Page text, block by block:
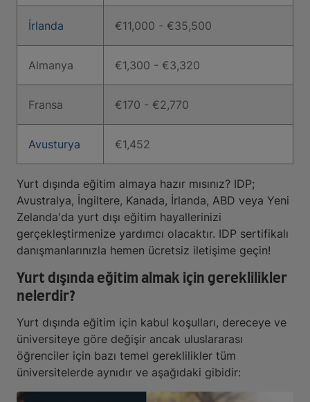
İrlanda €11,000 - €35,500
Almanya €1,300 - €3,320
Fransa €170 - €2,770
Avusturya €1,452
Yurt dışında eğitim almaya hazır mısınız? IDP;
Avustralya, İngiltere, Kanada, İrlanda, ABD veya Yeni
Zelanda'da yurt dışı eğitim hayallerinizi
gerçekleştirmenize yardımcı olacaktır. IDP sertifikalı
danışmanlarınızla hemen ücretsiz iletişime geçin!
Yurt dışında eğitim almak için gereklilikler
nelerdir?
Yurt dışında eğitim için kabul koşulları, dereceye ve
üniversiteye göre değişir ancak uluslararası
öğrenciler için bazı temel gereklilikler tüm
üniversitelerde aynıdır ve aşağıdaki gibidir: